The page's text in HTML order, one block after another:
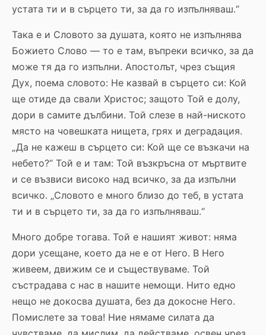
устата ти и в сърцето ти, за да го изпълняваш.“
Така е и Словото за душата, която не изпълнява
Божието Слово — то е там, въпреки всичко, за да
може тя да го изпълни. Апостолът, чрез същия
Дух, поема словото: Не казвай в сърцето си: Кой
ще отиде да свали Христос; защото Той е долу,
дори в самите дълбини. Той слезе в най-ниското
място на човешката нищета, грях и деградация.
„Да не кажеш в сърцето си: Кой ще се възкачи на
небето?“ Той е и там: Той възкръсна от мъртвите
и се възвиси високо над всичко, за да изпълни
всичко. „Словото е много близо до теб, в устата
ти и в сърцето ти, за да го изпълняваш.“
Много добре тогава. Той е нашият живот: няма
дори усещане, което да не е от Него. В Него
живеем, движим се и съществуваме. Той
състрадава с нас в нашите немощи. Нито едно
нещо не докосва душата, без да докосне Него.
Помислете за това! Ние нямаме силата да